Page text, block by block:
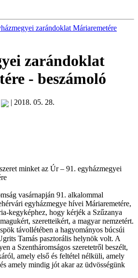
zarándoklat Máriaremetére
zarándoklat
- beszámoló
| 2018. 05. 28.
minket az Úr – 91. egyházmegyei
vasárnapján 91. alkalommal
egyházmegye hívei Máriaremetére,
kegyképhez, hogy kérjék a Szűzanya
szeretteikért, a magyar nemzetért.
távollétében a hagyományos búcsúi
Tamás pasztorális helynök volt. A
a Szentháromságos szeretetről beszélt,
amely első és feltétel nélküli, amely
amely mindig jót akar az üdvösségünk